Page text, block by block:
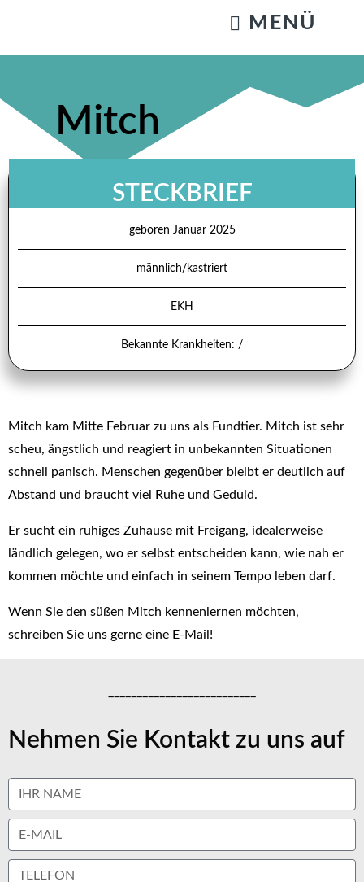
Mitch
Mitch kam Mitte Februar zu uns als Fundtier. Mitch ist sehr
scheu, ängstlich und reagiert in unbekannten Situationen
schnell panisch. Menschen gegenüber bleibt er deutlich auf
Abstand und braucht viel Ruhe und Geduld.
Er sucht ein ruhiges Zuhause mit Freigang, idealerweise
ländlich gelegen, wo er selbst entscheiden kann, wie nah er
kommen möchte und einfach in seinem Tempo leben darf.
Wenn Sie den süßen Mitch kennenlernen möchten,
schreiben Sie uns gerne eine E-Mail!
STECKBRIEF
geboren Januar 2025
männlich/kastriert
EKH
Bekannte Krankheiten: /
Nehmen Sie Kontakt zu uns auf